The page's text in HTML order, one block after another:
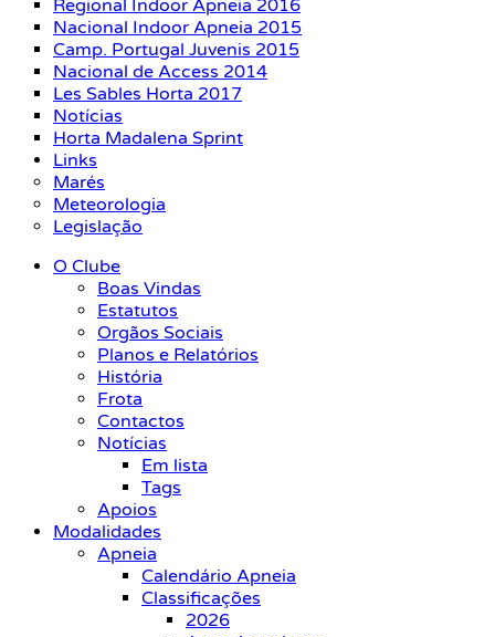
Regional Indoor Apneia 2016
Nacional Indoor Apneia 2015
Camp. Portugal Juvenis 2015
Nacional de Access 2014
Les Sables Horta 2017
Notícias
Horta Madalena Sprint
Links
Marés
Meteorologia
Legislação
O Clube
Boas Vindas
Estatutos
Orgãos Sociais
Planos e Relatórios
História
Frota
Contactos
Notícias
Em lista
Tags
Apoios
Modalidades
Apneia
Calendário Apneia
Classificações
2026